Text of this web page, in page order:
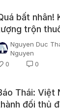
bất nhân!
trộn
nổ chữa
Nguyen Duc
Nguyen
0
0
Thái: Việt
đối thủ